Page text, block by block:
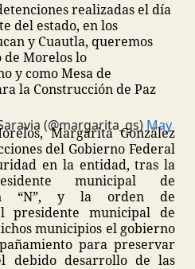
realizadas el día
del estado, en los
y Cuautla, queremos
de Morelos lo
y como Mesa de
la Construcción de Paz
(@margarita_gs)
Margarita González
del Gobierno Federal
en la entidad, tras la
municipal de
“N”, y la orden de
presidente municipal de
municipios el gobierno
para preservar
debido desarrollo de las